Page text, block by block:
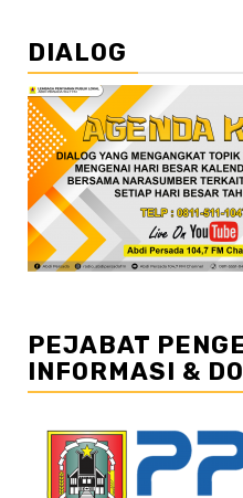
DIALOG
PEJABAT
INFORMASI &